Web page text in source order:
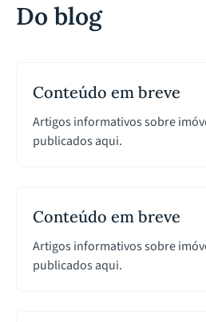
Do blog
Conteúdo em breve
Artigos informativos sobre
publicados aqui.
Conteúdo em breve
Artigos informativos sobre
publicados aqui.